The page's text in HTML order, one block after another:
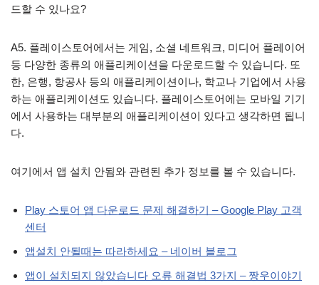
드할 수 있나요?
A5. 플레이스토어에서는 게임, 소셜 네트워크, 미디어 플레이어
등 다양한 종류의 애플리케이션을 다운로드할 수 있습니다. 또
한, 은행, 항공사 등의 애플리케이션이나, 학교나 기업에서 사용
하는 애플리케이션도 있습니다. 플레이스토어에는 모바일 기기
에서 사용하는 대부분의 애플리케이션이 있다고 생각하면 됩니
다.
여기에서 앱 설치 안됨와 관련된 추가 정보를 볼 수 있습니다.
Play 스토어 앱 다운로드 문제 해결하기 – Google Play 고객
센터
앱설치 안될때는 따라하세요 – 네이버 블로그
앱이 설치되지 않았습니다 오류 해결법 3가지 – 짱우이야기